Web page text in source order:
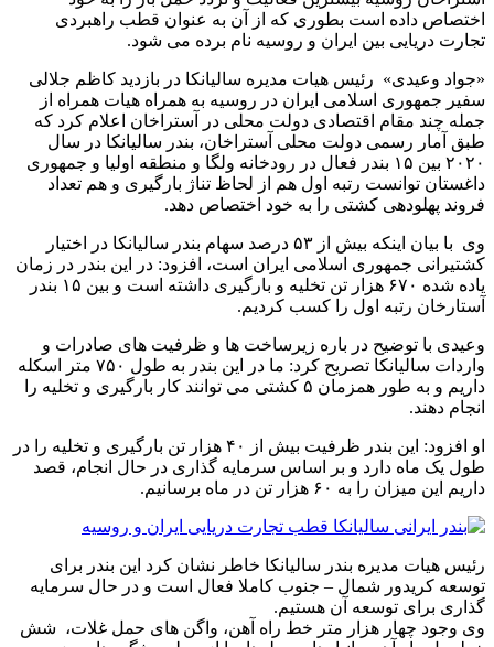
اختصاص داده است بطوری که از آن به عنوان قطب راهبردی
تجارت دریایی بین ایران و روسیه نام برده می شود.
«جواد وعیدی» رئیس هیات مدیره سالیانکا در بازدید کاظم جلالی
سفیر جمهوری اسلامی ایران در روسیه به همراه هیات همراه از
جمله چند مقام اقتصادی دولت محلی در آستراخان اعلام کرد که
طبق آمار رسمی دولت محلی آستراخان، بندر سالیانکا در سال
۲۰۲۰ بین ۱۵ بندر فعال در رودخانه ولگا و منطقه اولیا و جمهوری
داغستان توانست رتبه اول هم از لحاظ تناژ بارگیری و هم تعداد
فروند پهلودهی کشتی را به خود اختصاص دهد.
وی با بیان اینکه بیش از ۵۳ درصد سهام بندر سالیانکا در اختیار
کشتیرانی جمهوری اسلامی ایران است، افزود: در این بندر در زمان
یاده شده ۶۷۰ هزار تن تخلیه و بارگیری داشته است و بین ۱۵ بندر
آستارخان رتبه اول را کسب کردیم.
وعیدی با توضیح در باره زیرساخت ها و ظرفیت های صادرات و
واردات سالیانکا تصریح کرد: ما در این بندر به طول ۷۵۰ متر اسکله
داریم و به طور همزمان ۵ کشتی می توانند کار بارگیری و تخلیه را
انجام دهند.
او افزود: این بندر ظرفیت بیش از ۴۰ هزار تن بارگیری و تخلیه را در
طول یک ماه دارد و بر اساس سرمایه گذاری در حال انجام، قصد
داریم این میزان را به ۶۰ هزار تن در ماه برسانیم.
رئیس هیات مدیره بندر سالیانکا خاطر نشان کرد این بندر برای
توسعه کریدور شمال – جنوب کاملا فعال است و در حال سرمایه
گذاری برای توسعه آن هستیم.
وی وجود چهار هزار متر خط راه آهن، واگن های حمل غلات، شش